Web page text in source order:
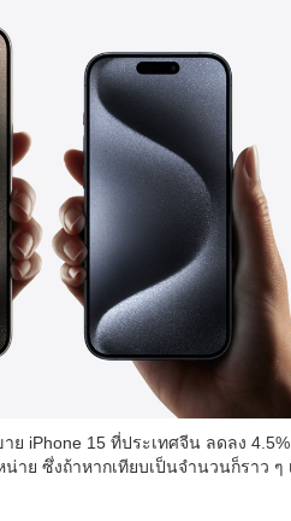
iPhone 15 ที่ประเทศจีน ลดลง
าย ซึ่งถ้าหากเทียบเป็นจำนวนก็ราว ๆ